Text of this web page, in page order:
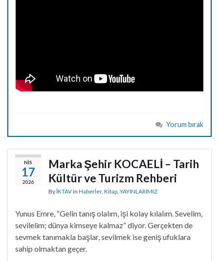
Yorum bırak
NIS
17
2026
Marka Şehir KOCAELİ – Tarih
Kültür ve Turizm Rehberi
By İKTAVin Haberler, Kitap YAYINLARIMIZ
Yunus Emre, “Gelin tanış olalım, işi kolay kılalım. Sevelim,
sevilelim; dünya kimseye kalmaz” diyor. Gerçekten de
sevmek tanımakla başlar, sevilmek ise geniş ufuklara
sahip olmaktan geçer.